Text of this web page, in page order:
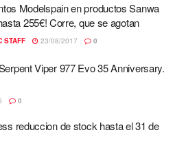
Modelspain en productos Sanwa
255€! Corre, que se agotan
STAFF 23/08/2017 0
Viper 977 Evo 35 Anniversary.
0
reduccion de stock hasta el 31 de